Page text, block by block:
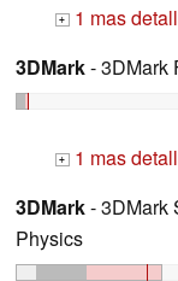
+ 1 mas
3DMark- 3DMark
+ 1 mas
3DMark- 3DMark
Physics